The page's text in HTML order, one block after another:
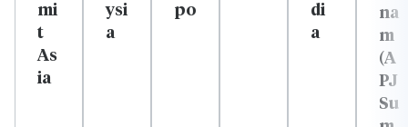
mi
t
As
ia
ysi
a
po
di
a
na
m
(A
PJ
Su